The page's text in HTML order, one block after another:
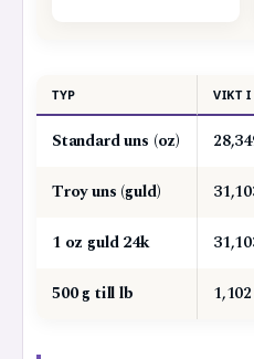
TYP VIKT I
Standard uns (oz)
Troy uns (guld)
1 oz guld 24k
500 g till lb